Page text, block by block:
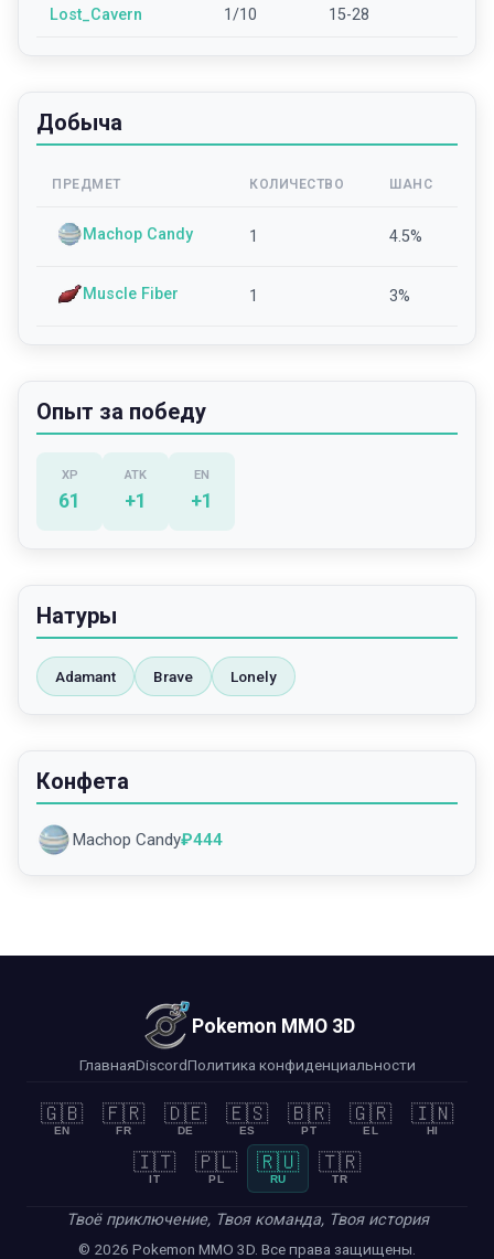
Lost_Cavern 1/10 15-28
Добыча
ПРЕДМЕТ КОЛИЧЕСТВО ШАНС
Machop Candy 1 4.5%
Muscle Fiber 1 3%
Опыт за победу
XP
61
ATK
+1
EN
+1
Натуры
Adamant Brave Lonely
Конфета
Machop Candy₽444
Pokemon MMO 3D
ГлавнаяDiscordПолитика конфиденциальности
🇬🇧
EN
🇫🇷
FR
🇩🇪
DE
🇪🇸
ES
🇧🇷
PT
🇬🇷
EL
🇮🇳
HI
🇮🇹
IT
🇵🇱
PL
🇷🇺
RU
🇹🇷
TR
Твоё приключение, Твоя команда, Твоя история
© 2026 Pokemon MMO 3D. Все права защищены.